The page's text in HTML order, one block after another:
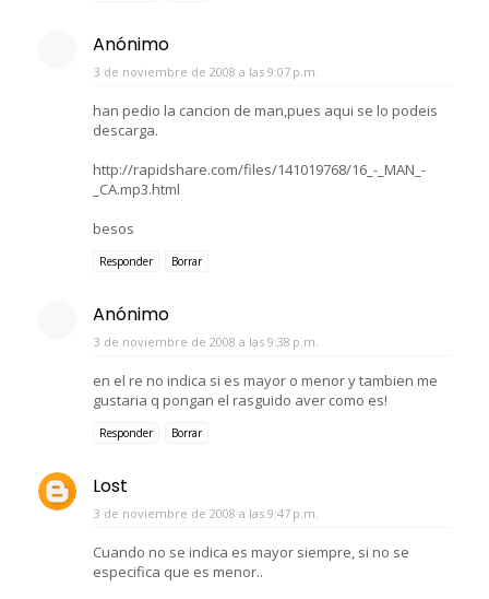
Anónimo
3 de noviembre de 2008 a las 9:07 p.m.
han pedio la cancion de man,pues aqui se lo podeis
descarga.
http://rapidshare.com/files/141019768/16_-_MAN_-
_CA.mp3.html
besos
Responder Borrar
Anónimo
3 de noviembre de 2008 a las 9:38 p.m.
en el re no indica si es mayor o menor y tambien me
gustaria q pongan el rasguido aver como es!
Responder Borrar
Lost
3 de noviembre de 2008 a las 9:47 p.m.
Cuando no se indica es mayor siempre, si no se
especifica que es menor..